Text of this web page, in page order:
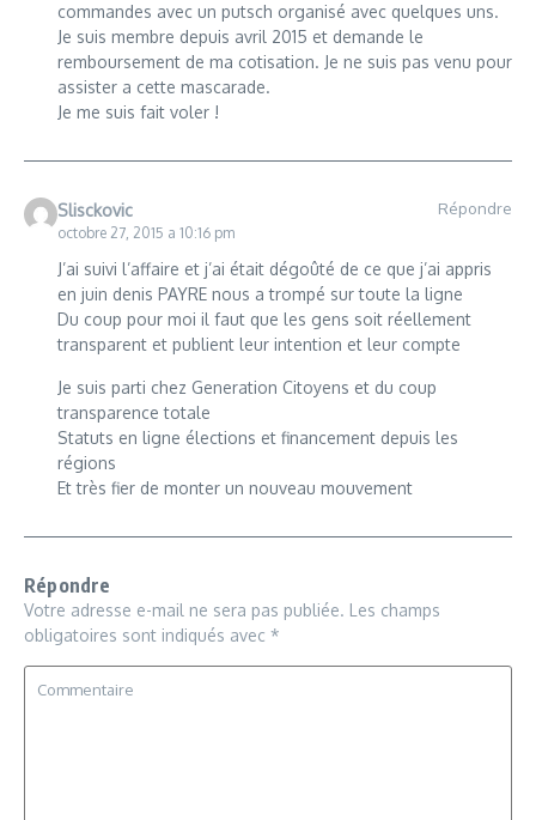
commandes avec un putsch organisé avec quelques uns.
Je suis membre depuis avril 2015 et demande le
remboursement de ma cotisation. Je ne suis pas venu pour
assister a cette mascarade.
Je me suis fait voler !
Slisckovic
octobre 27, 2015 a 10:16 pm
Répondre
J’ai suivi l’affaire et j’ai était dégoûté de ce que j’ai appris
en juin denis PAYRE nous a trompé sur toute la ligne
Du coup pour moi il faut que les gens soit réellement
transparent et publient leur intention et leur compte
Je suis parti chez Generation Citoyens et du coup
transparence totale
Statuts en ligne élections et financement depuis les
régions
Et très fier de monter un nouveau mouvement
Répondre
Votre adresse e-mail ne sera pas publiée. Les champs
obligatoires sont indiqués avec *